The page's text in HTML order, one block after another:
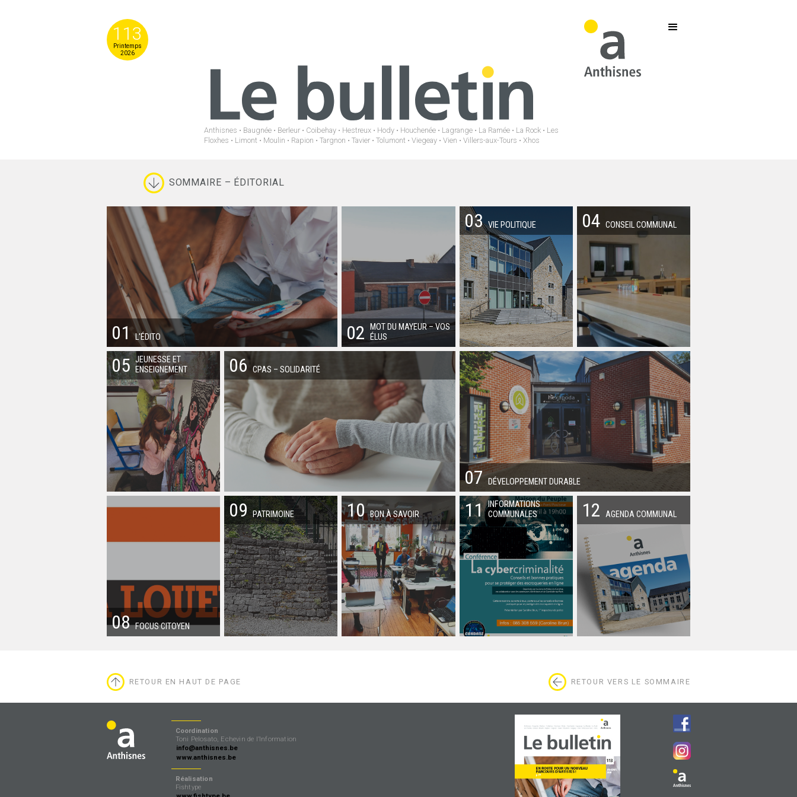
113
Printemps
2026
Anthisnes • Baugnée • Berleur • Coibehay • Hestreux • Hody • Houchenée • Lagrange • La Ramée • La Rock • Les
Floxhes • Limont • Moulin • Rapion • Targnon • Tavier • Tolumont • Viegeay • Vien • Villers-aux-Tours • Xhos
SOMMAIRE – ÉDITORIAL
01 L'ÉDITO 02
MOT DU MAYEUR – VOS
ÉLUS
03 VIE POLITIQUE 04 CONSEIL COMMUNAL
05 JEUNESSE ET
ENSEIGNEMENT
06 CPAS – SOLIDARITÉ
07 DÉVELOPPEMENT DURABLE
08 FOCUS CITOYEN
09 PATRIMOINE 10 BON À SAVOIR 11 INFORMATIONS
COMMUNALES
12 AGENDA COMMUNAL
RETOUR EN HAUT DE PAGE RETOUR VERS LE SOMMAIRE
Coordination
Toni Pelosato, Echevin de l’Information
info@anthisnes.be
www.anthisnes.be
Réalisation
Fishtype